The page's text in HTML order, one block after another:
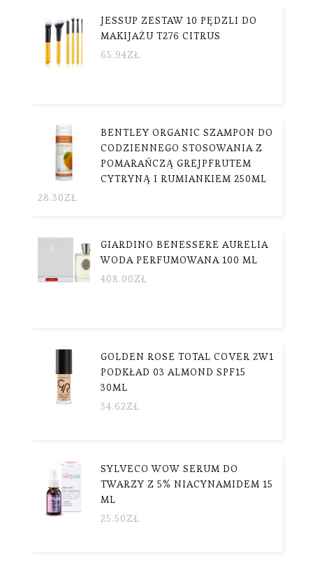
JESSUP ZESTAW 10 PĘDZLI DO
MAKIJAŻU T276 CITRUS
65.94ZŁ
BENTLEY ORGANIC SZAMPON DO
CODZIENNEGO STOSOWANIA Z
POMARAŃCZĄ GREJPFRUTEM
CYTRYNĄ I RUMIANKIEM 250ML
28.30ZŁ
GIARDINO BENESSERE AURELIA
WODA PERFUMOWANA 100 ML
408.00ZŁ
GOLDEN ROSE TOTAL COVER 2W1
PODKŁAD 03 ALMOND SPF15
30ML
34.62ZŁ
SYLVECO WOW SERUM DO
TWARZY Z 5% NIACYNAMIDEM 15
ML
25.50ZŁ